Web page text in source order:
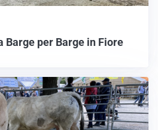
Barge per Barge in Fiore